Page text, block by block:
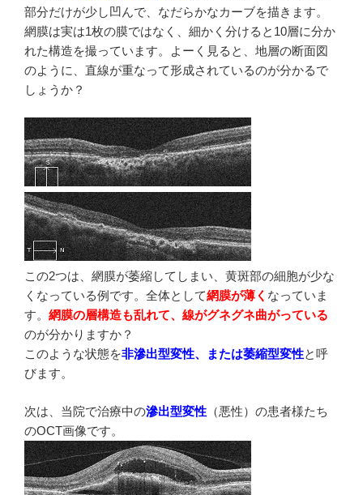
部分だけが少し凹んで、なだらかなカーブを描きます。
網膜は実は1枚の膜ではなく、細かく分けると10層に分か
れた構造を撮っています。よーく見ると、地層の断面図
のように、直線が重なって形成されているのが分かるで
しょうか？
この2つは、網膜が萎縮してしまい、黄斑部の細胞が少な
くなっている例です。全体として網膜が薄く なっていま
す。 網膜の層構造も乱れて、線がグネグネ曲がっている
のが分かりますか？
このような状態を非滲出型変性、または萎縮型変性と呼
びます。
次は、当院で治療中の滲出型変性 （悪性）の患者様たち
のOCT画像です。